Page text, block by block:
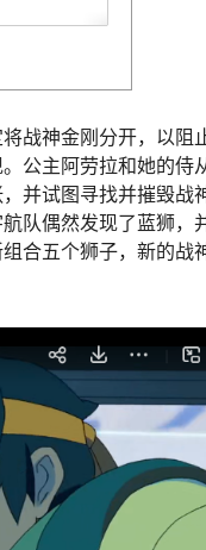
战神金刚分开，以阻
公主阿劳拉和她的侍
并试图寻找并摧毁战
队偶然发现了蓝狮，
合五个狮子，新的战